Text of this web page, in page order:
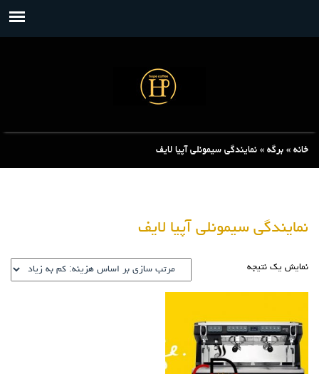
خانه » برگه » نمایندگی سیمونلی آپیا لایف
نمایندگی سیمونلی آپیا لایف
نمایش یک نتیجه